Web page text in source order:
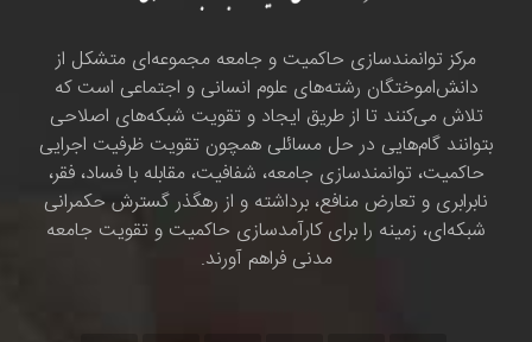
مرکز توانمندسازی حاکمیت و جامعه مجموعه‌ای متشکل از
دانش‌اموختگان رشته‌های علوم انسانی و اجتماعی است که
تلاش می‌کنند تا از طریق ایجاد و تقویت شبکه‌های اصلاحی
بتوانند گام‌هایی در حل مسائلی همچون تقویت ظرفیت اجرایی
حاکمیت، توانمندسازی جامعه، شفافیت، مقابله با فساد، فقر،
نابرابری و تعارض منافع، برداشته و از رهگذر گسترش حکمرانی
شبکه‌ای، زمینه را برای کارآمدسازی حاکمیت و تقویت جامعه
مدنی فراهم آورند.